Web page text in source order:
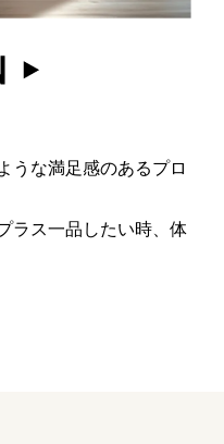
うな満足感のあるプロ
ラス一品したい時、体